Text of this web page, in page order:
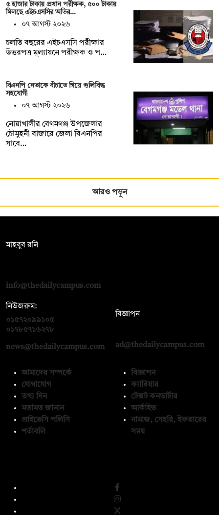
৫ হাজার টাকায় প্রধান পরীক্ষক, ৫০০ টাকায়
মিলছে এইচএসসির অতির…
০৭ আগস্ট ২০২৬
চলতি বছরের এইচএসসি পরীক্ষার
উত্তরপত্র মূল্যায়নে পরীক্ষক ও প…
বিএনপি নেতাকে বাঁচাতে গিয়ে গুলিবিদ্ধ
সহযোগী
০৭ আগস্ট ২০২৬
নোয়াখালীর বেগমগঞ্জ উপজেলার
চৌমুহনী বাজারে জেলা বিএনপির
সাবে…
আরও পড়ুন
মাহবুব রনি
info@thedailycampus.com
নিউজরুম:
০১৫৭২০৯৯১০৫
০১৭৮৫৭১৬২৭৮
news@thedailycampus.com
বিজ্ঞাপন
ad@thedailycampus.com
আমাদের সম্পর্কে
যোগাযোগ
তথ্য দিন
মতামত জানান
প্রাইভেসি পলিসি
শর্তাবলি
বিজ্ঞাপন
ক্যারিয়ার
টেক্সট কনভার্টার
আর্কাইভ
নামাজ, সেহরি, ইফতারের
সময়